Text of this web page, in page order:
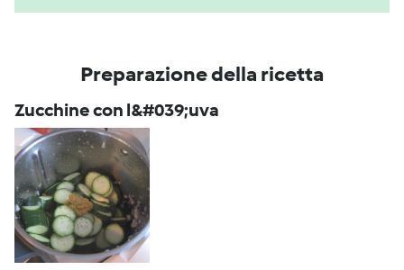
Preparazione della ricetta
Zucchine con l&#039;uva